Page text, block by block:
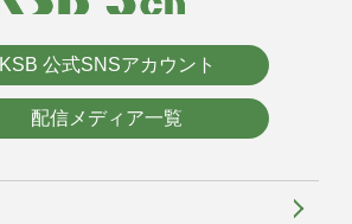
KSB 公式SNSアカウント
配信メディア一覧